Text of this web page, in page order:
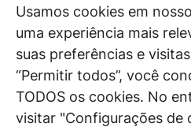
Usamos cookies em
uma experiência mais
suas preferências e
“Permitir todos”, você
TODOS os cookies. No
visitar "Configurações de
juristas e doutrinadores
diante de questões
universo jurídico.